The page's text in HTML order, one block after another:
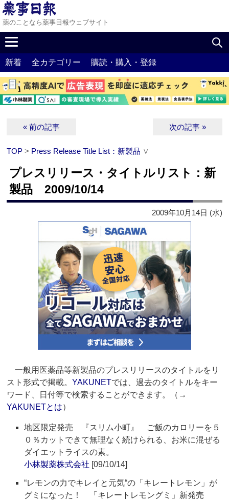
薬のことなら薬事日報ウェブサイト
新着 全カテゴリー 購読・購入・登録
« 前の記事 次の記事 »
TOP > Press Release Title List：新製品 ∨
プレスリリース・タイトルリスト：新
製品 2009/10/14
2009年10月14日 (水)
一般用医薬品等新製品のプレスリリースのタイトルをリ
スト形式で掲載。YAKUNETでは、過去のタイトルをキー
ワード、日付等で検索することができます。（→
YAKUNETとは）
地区限定発売 『スリム小町』 ご飯のカロリーを５
０％カットできて無理なく続けられる、お米に混ぜる
ダイエットライスの素。
小林製薬株式会社 [09/10/14]
“レモンの力でキレイと元気“の「キレートレモン」が
グミになった！ 「キレートレモングミ」新発売